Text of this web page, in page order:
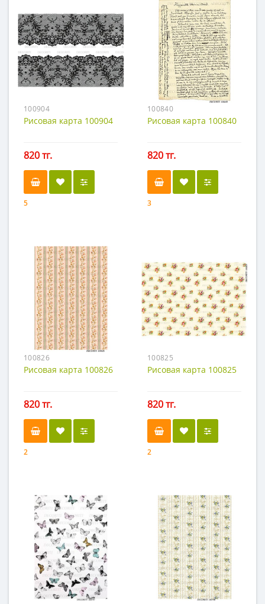
100904
Рисовая карта 100904
820 тг.
5
100840
Рисовая карта 100840
820 тг.
3
100826
Рисовая карта 100826
820 тг.
2
100825
Рисовая карта 100825
820 тг.
2